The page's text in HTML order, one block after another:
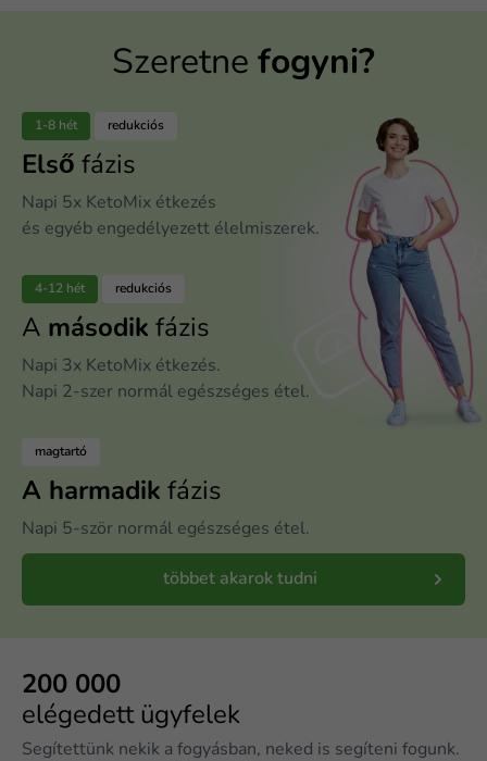
Szeretne fogyni?
1-8 hét redukciós
Első fázis
Napi 5x KetoMix étkezés
és egyéb engedélyezett élelmiszerek.
4-12 hét redukciós
A második fázis
Napi 3x KetoMix étkezés.
Napi 2-szer normál egészséges étel.
magtartó
A harmadik fázis
Napi 5-ször normál egészséges étel.
többet akarok tudni
200 000
elégedett ügyfelek
Segítettünk nekik a fogyásban, neked is segíteni fogunk.